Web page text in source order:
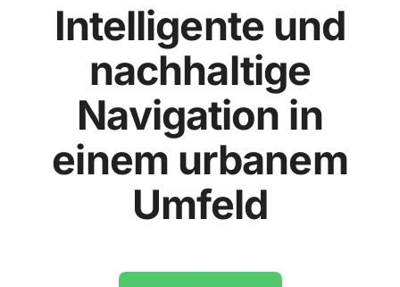
Intelligente und
nachhaltige
Navigation in
einem urbanem
Umfeld